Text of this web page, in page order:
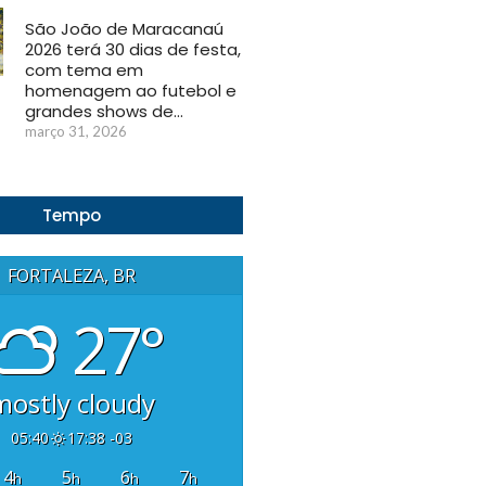
São João de Maracanaú
2026 terá 30 dias de festa,
com tema em
homenagem ao futebol e
grandes shows de…
março 31, 2026
Tempo
FORTALEZA, BR
27°
cloudy
05:40 17:38 -03
4h 5h 6h 7h